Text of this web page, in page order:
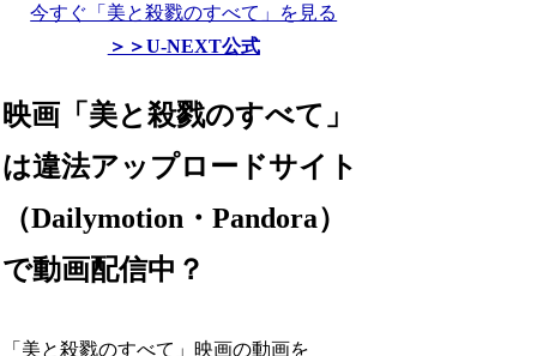
今すぐ「美と殺戮のすべて」を見る
＞＞U-NEXT公式
映画「美と殺戮のすべて」
は違法アップロードサイト
（Dailymotion・Pandora）
で動画配信中？
「美と殺戮のすべて」映画の動画を